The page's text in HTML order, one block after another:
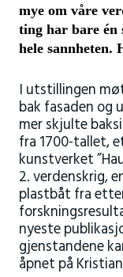
mye om våre
ting har bare én
hele sannheten.
I utstillingen
bak fasaden og
mer skjulte
fra 1700-tallet,
kunstverket
2. verdenskrig,
plastbåt fra
nyeste
gjenstandene
åpnet på